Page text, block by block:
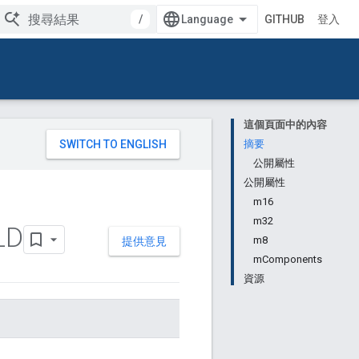
/ GITHUB 登入
這個頁面中的內容
摘要
公開屬性
公開屬性
m16
m32
m8
mComponents
資源
提供意見